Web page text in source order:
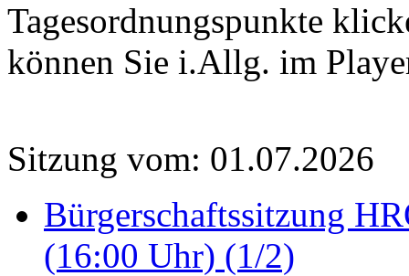
Tagesordnungspunkte
können Sie i.Allg. im
Sitzung vom: 01.07.2026
Bürgerschaftssitzung
(16:00 Uhr) (1/2)